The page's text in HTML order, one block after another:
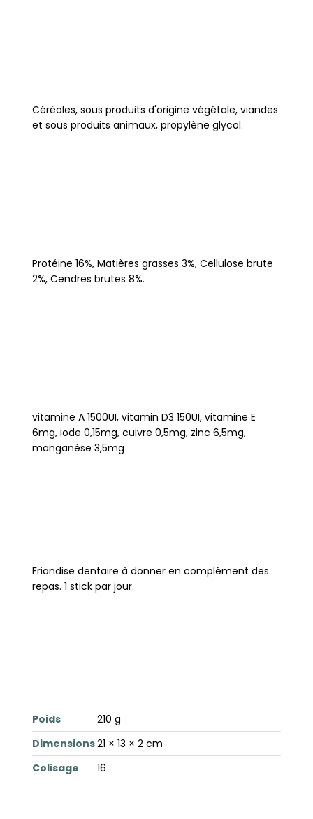
Céréales, sous produits d'origine végétale, viandes
et sous produits animaux, propylène glycol.
Protéine 16%, Matières grasses 3%, Cellulose brute
2%, Cendres brutes 8%.
vitamine A 1500UI, vitamin D3 150UI, vitamine E
6mg, iode 0,15mg, cuivre 0,5mg, zinc 6,5mg,
manganèse 3,5mg
Friandise dentaire à donner en complément des
repas. 1 stick par jour.
Poids
210 g
Dimensions21 × 13 × 2 cm
Colisage
16